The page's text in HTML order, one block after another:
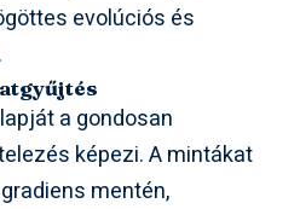
evolúciós és
a gondosan
képezi. A mintákat
mentén,